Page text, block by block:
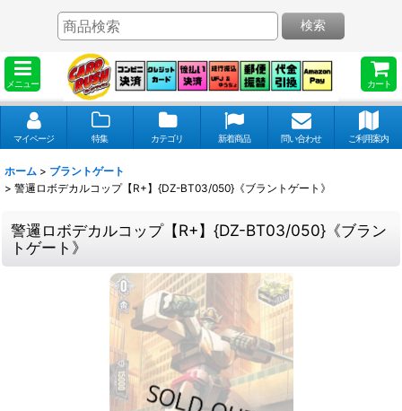
メニュー カート
検索
マイページ 特集 カテゴリ 新着商品 問い合わせ ご利用案内
ホーム > ブラントゲート
> 警邏ロボデカルコップ【R+】{DZ-BT03/050}《ブラントゲート》
警邏ロボデカルコップ【R+】{DZ-BT03/050}《ブラン
トゲート》